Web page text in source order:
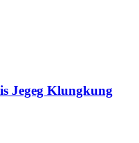
Jegeg Klungkung